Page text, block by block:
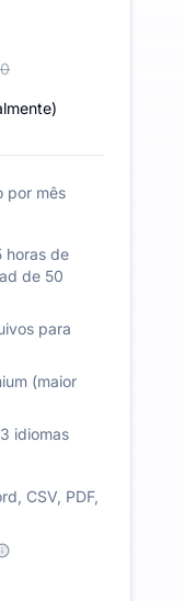
)
por mês
horas de
de 50
para
(maior
idiomas
CSV, PDF,